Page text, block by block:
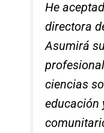
He
directora
Asumirá
ciencias
educación